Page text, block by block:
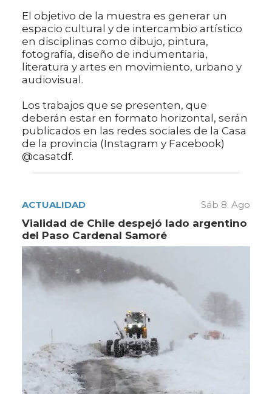
El objetivo de la muestra es generar un
espacio cultural y de intercambio artístico
en disciplinas como dibujo, pintura,
fotografía, diseño de indumentaria,
literatura y artes en movimiento, urbano y
audiovisual.
Los trabajos que se presenten, que
deberán estar en formato horizontal, serán
publicados en las redes sociales de la Casa
de la provincia (Instagram y Facebook)
@casatdf.
ACTUALIDAD Sáb 8. Ago
Vialidad de Chile despejó lado argentino
del Paso Cardenal Samoré